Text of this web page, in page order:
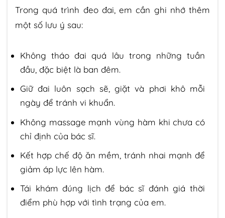
Trong quá trình đeo đai, em cần ghi nhớ thêm
một số lưu ý sau:
Không tháo đai quá lâu trong những tuần
đầu, đặc biệt là ban đêm.
Giữ đai luôn sạch sẽ, giặt và phơi khô mỗi
ngày để tránh vi khuẩn.
Không massage mạnh vùng hàm khi chưa có
chỉ định của bác sĩ.
Kết hợp chế độ ăn mềm, tránh nhai mạnh để
giảm áp lực lên hàm.
Tái khám đúng lịch để bác sĩ đánh giá thời
điểm phù hợp với tình trạng của em.